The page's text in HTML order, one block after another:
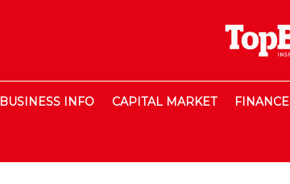
BUSINESS INFO CAPITAL MARKET FINANCE